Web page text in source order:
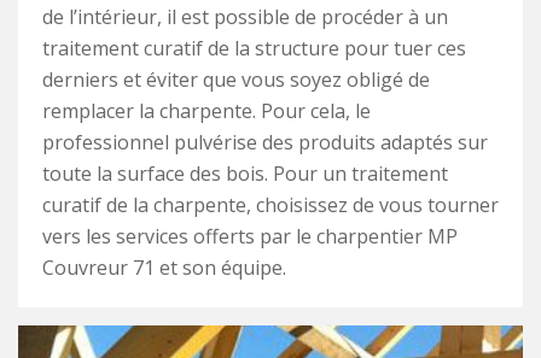
de l’intérieur, il est possible de procéder à un
traitement curatif de la structure pour tuer ces
derniers et éviter que vous soyez obligé de
remplacer la charpente. Pour cela, le
professionnel pulvérise des produits adaptés sur
toute la surface des bois. Pour un traitement
curatif de la charpente, choisissez de vous tourner
vers les services offerts par le charpentier MP
Couvreur 71 et son équipe.